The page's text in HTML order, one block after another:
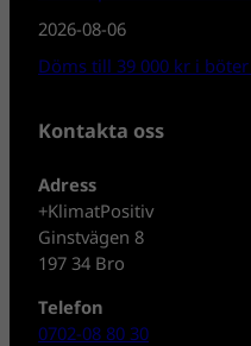
2026-08-06
Döms till 39 000 kr i
Kontakta oss
Adress
+KlimatPositiv
Ginstvägen 8
197 34 Bro
Telefon
0702-08 80 30